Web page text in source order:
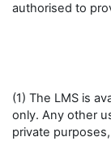
authorised to
(1) The LMS is
only. Any other
private